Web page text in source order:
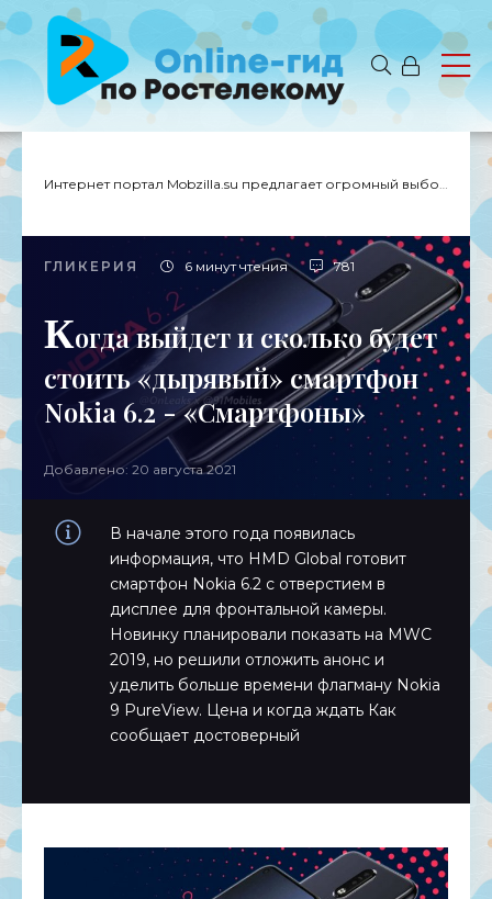
Интернет портал Mobzilla.su предлагает огромный выбор новостей с доставкой на дом.
ГЛИКЕРИЯ 6 минут чтения 781
Когда выйдет и сколько будет
стоить «дырявый» смартфон
Nokia 6.2 - «Смартфоны»
Добавлено: 20 августа 2021
В начале этого года появилась
информация, что HMD Global готовит
смартфон Nokia 6.2 с отверстием в
дисплее для фронтальной камеры.
Новинку планировали показать на MWC
2019, но решили отложить анонс и
уделить больше времени флагману Nokia
9 PureView. Цена и когда ждать Как
сообщает достоверный